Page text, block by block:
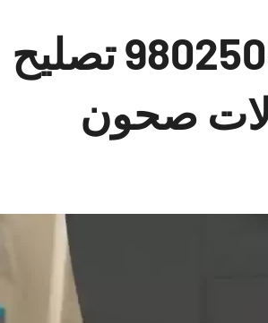
فني غسالات الدوحة 98025055 تصليح
صحون